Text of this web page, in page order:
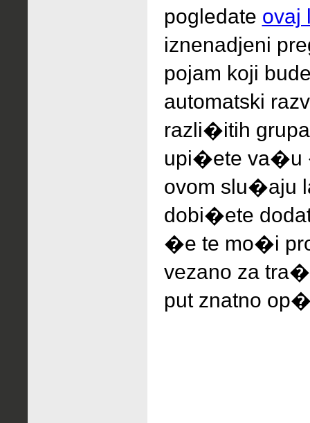
pogledate ovaj
iznenadjeni
pojam koji
automatski
razli�itih
upi�ete va�u
ovom slu�aju
dobi�ete
�e te mo�i
vezano za
put znatno